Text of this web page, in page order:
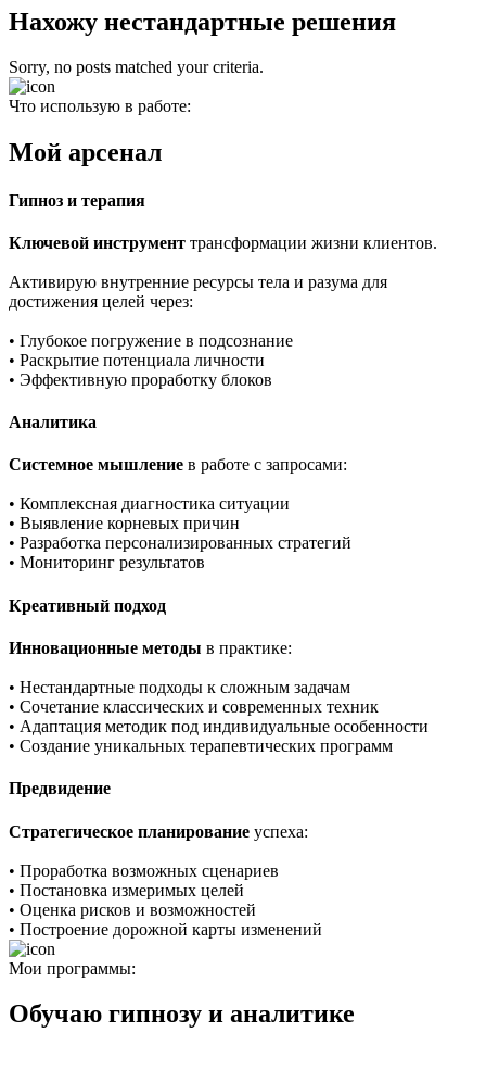
Нахожу нестандартные решения
Sorry, no posts matched your criteria.
Что использую в работе:
Мой арсенал
Гипноз и терапия
Ключевой инструмент трансформации жизни клиентов.
Активирую внутренние ресурсы тела и разума для
достижения целей через:
• Глубокое погружение в подсознание
• Раскрытие потенциала личности
• Эффективную проработку блоков
Аналитика
Системное мышление в работе с запросами:
• Комплексная диагностика ситуации
• Выявление корневых причин
• Разработка персонализированных стратегий
• Мониторинг результатов
Креативный подход
Инновационные методы в практике:
• Нестандартные подходы к сложным задачам
• Сочетание классических и современных техник
• Адаптация методик под индивидуальные особенности
• Создание уникальных терапевтических программ
Предвидение
Стратегическое планирование успеха:
• Проработка возможных сценариев
• Постановка измеримых целей
• Оценка рисков и возможностей
• Построение дорожной карты изменений
Мои программы:
Обучаю гипнозу и аналитике